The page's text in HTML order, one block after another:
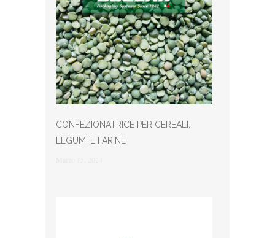
CONFEZIONATRICE PER CEREALI,
LEGUMI E FARINE